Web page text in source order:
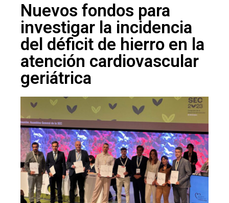
Nuevos fondos para
investigar la incidencia
del déficit de hierro en la
atención cardiovascular
geriátrica